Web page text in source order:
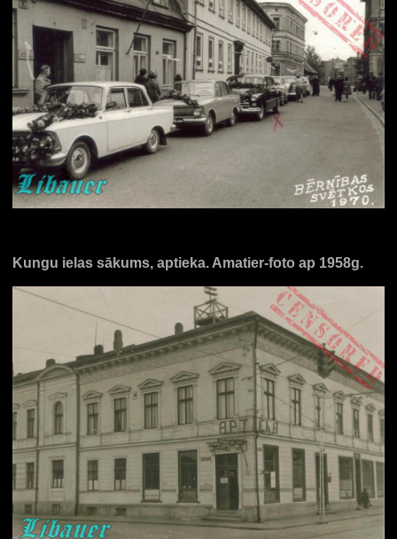
Kungu ielas sākums, aptieka. Amatier-foto ap 1958g.